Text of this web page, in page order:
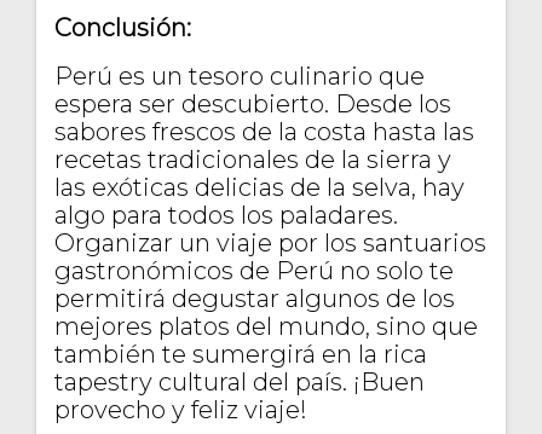
Conclusión:
Perú es un tesoro culinario que
espera ser descubierto. Desde los
sabores frescos de la costa hasta las
recetas tradicionales de la sierra y
las exóticas delicias de la selva, hay
algo para todos los paladares.
Organizar un viaje por los santuarios
gastronómicos de Perú no solo te
permitirá degustar algunos de los
mejores platos del mundo, sino que
también te sumergirá en la rica
tapestry cultural del país. ¡Buen
provecho y feliz viaje!